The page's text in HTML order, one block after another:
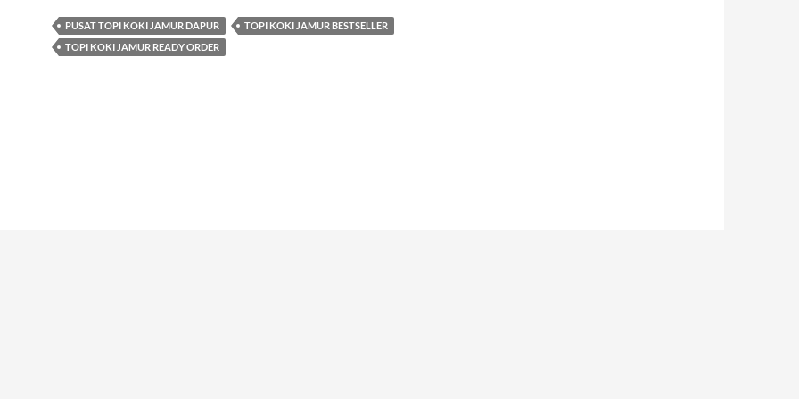
PUSAT TOPI KOKI JAMUR DAPUR
TOPI KOKI JAMUR BESTSELLER
TOPI KOKI JAMUR READY ORDER